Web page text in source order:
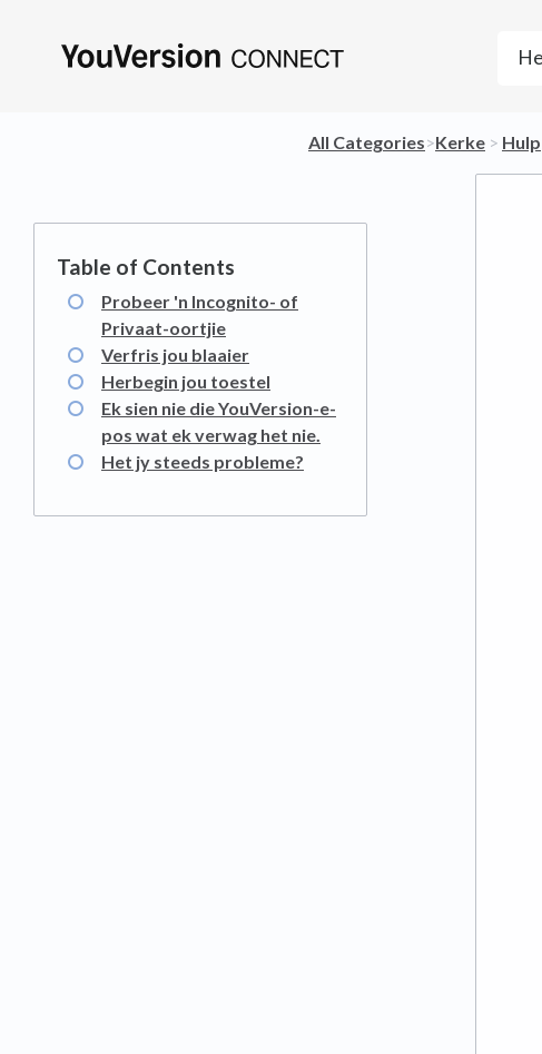
All Categories​>​​Kerke ​ > ​ ​Hulp
Probeer 'n Incognito- of
Privaat-oortjie
Verfris jou blaaier
Herbegin jou toestel
Ek sien nie die YouVersion-e-
pos wat ek verwag het nie.
Het jy steeds probleme?